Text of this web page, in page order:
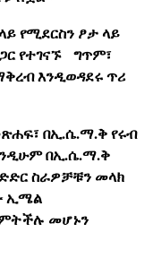
የሚደርስን ፆታ ላይ
የተገናኙ ግጥም፣
እንዲወዳደሩ ጥሪ
በኢ.ሴ.ማ.ቅ የሩብ
በኢ.ሴ.ማ.ቅ
ስራዎቻቹን መላክ
ኢሜል
መሆኑን